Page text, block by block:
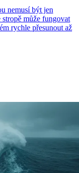
nemusí být jen
může fungovat
rychle přesunout až